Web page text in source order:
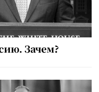
Зачем?